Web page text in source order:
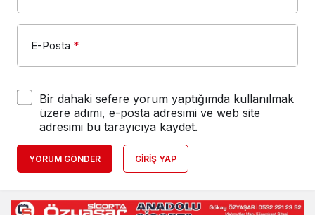
E-Posta *
Bir dahaki sefere yorum yaptığımda kullanılmak
üzere adımı, e-posta adresimi ve web site
adresimi bu tarayıcıya kaydet.
YORUM GÖNDER GIRIŞ YAP